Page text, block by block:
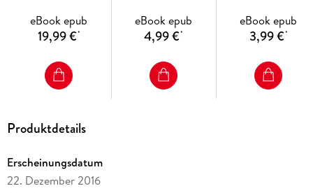
eBook epub
19,99 €*
eBook epub
4,99 €*
eBook epub
3,99 €*
Produktdetails
Erscheinungsdatum
22. Dezember 2016